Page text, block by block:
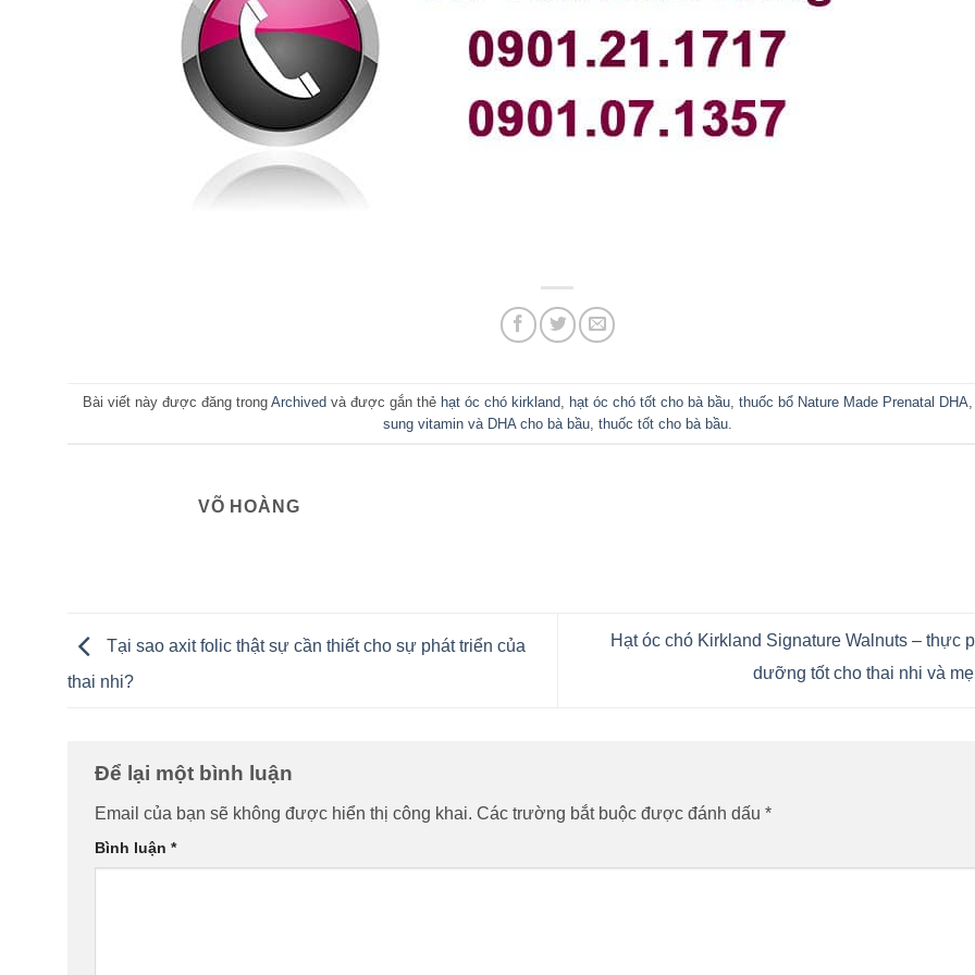
Bài viết này được đăng trong Archived và được gắn thẻ hạt óc chó kirkland hạt óc chó tốt cho bà bầu thuốc bổ Nature Made Prenatal DHA
sung vitamin và DHA cho bà bầu, thuốc tốt cho bà bầu.
VÕ HOÀNG
Tại sao axit folic thật sự cần thiết cho sự phát triển của
thai nhi?
Hạt óc chó Kirkland Signature Walnuts – thực
dưỡng tốt cho thai nhi và
Để lại một bình luận
Email của bạn sẽ không được hiển thị công khai. Các trường bắt buộc được đánh dấu *
Bình luận *